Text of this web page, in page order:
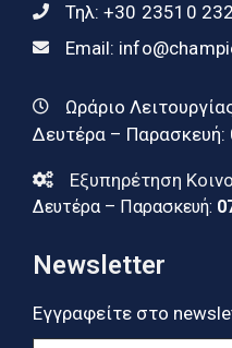
Τηλ: +30 23510
Email:
Ωράριο
Δευτέρα – Παρασκευή:
Εξυπηρέτηση
Δευτέρα – Παρασκευή:
Newsletter
Εγγραφείτε στο